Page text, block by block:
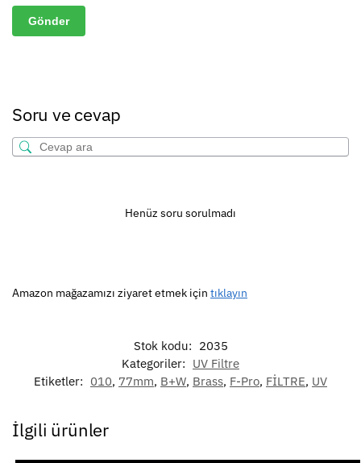
Soru ve cevap
Henüz soru sorulmadı
Amazon mağazamızı ziyaret etmek için tıklayın
Stok kodu: 2035
Kategoriler: UV Filtre
Etiketler: 010, 77mm, B+W, Brass, F-Pro, FİLTRE, UV
İlgili ürünler